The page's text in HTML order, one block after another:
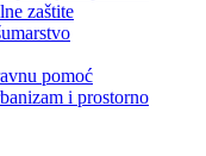
zaštite
pomoć
i prostorno